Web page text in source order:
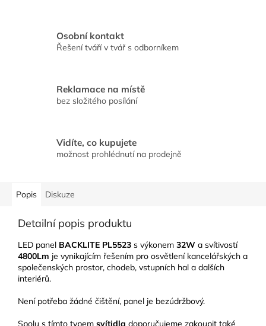
Osobní kontakt
Řešení tváří v tvář s odborníkem
Reklamace na místě
bez složitého posílání
Vidíte, co kupujete
možnost prohlédnutí na prodejně
Popis Diskuze
Detailní popis produktu
LED panel BACKLITE PL5523 s výkonem 32W a svítivostí
4800Lm je vynikajícím řešením pro osvětlení kancelářských a
společenských prostor, chodeb, vstupních hal a dalších
interiérů.
Není potřeba žádné čištění, panel je bezúdržbový.